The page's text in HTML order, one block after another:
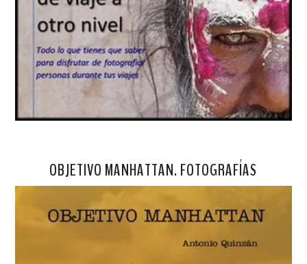
OBJETIVO MANHATTAN. FOTOGRAFÍAS